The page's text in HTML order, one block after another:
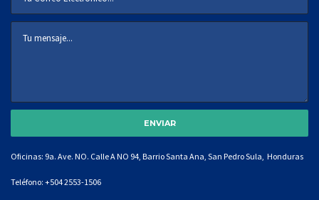
Oficinas: 9a. Ave. NO. Calle A NO 94, Barrio Santa Ana, San Pedro Sula, Honduras
Teléfono: +504 2553-1506